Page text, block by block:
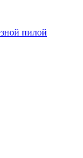
пилой